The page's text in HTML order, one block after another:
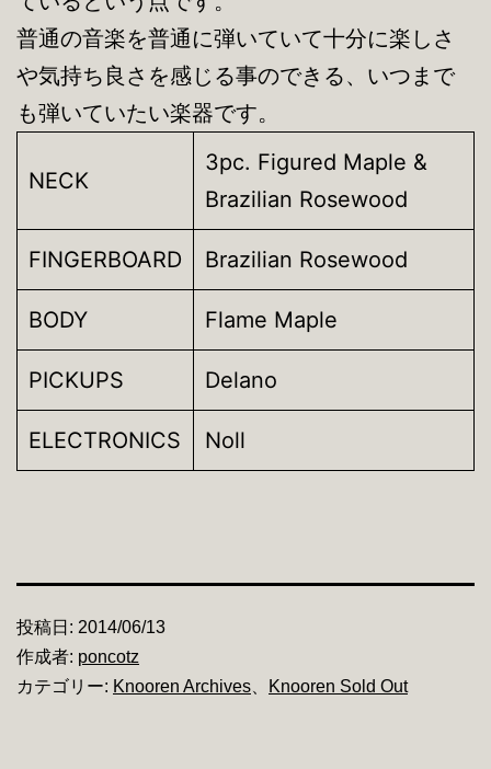
普通の音楽を普通に弾いていて十分に楽しさ
や気持ち良さを感じる事のできる、いつまで
も弾いていたい楽器です。
NECK
3pc. Figured Maple &
Brazilian Rosewood
FINGERBOARD Brazilian Rosewood
BODY Flame Maple
PICKUPS Delano
ELECTRONICS Noll
投稿日: 2014/06/13
作成者: poncotz
カテゴリー: Knooren Archives Knooren Sold Out